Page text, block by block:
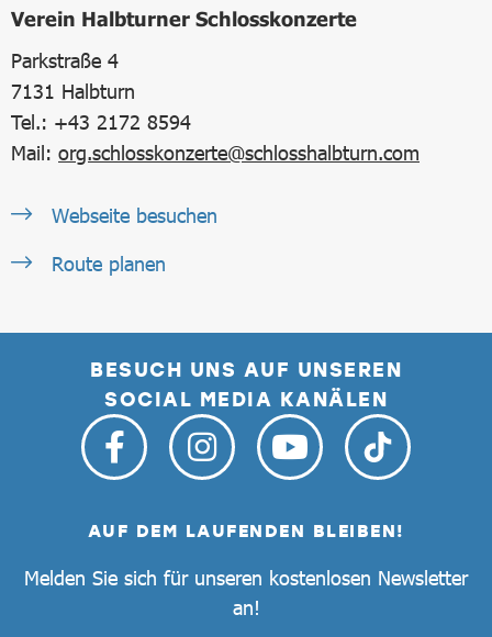
Verein Halbturner Schlosskonzerte
Parkstraße 4
7131 Halbturn
Tel.: +43 2172 8594
Mail: org.schlosskonzerte@schlosshalbturn.com
Webseite besuchen
Route planen
BESUCH UNS AUF UNSEREN
SOCIAL MEDIA KANÄLEN
AUF DEM LAUFENDEN BLEIBEN!
Melden Sie sich für unseren kostenlosen Newsletter
an!